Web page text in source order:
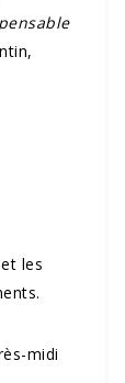
les
midi